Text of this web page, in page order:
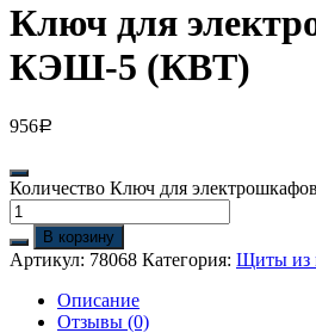
Ключ для
КЭШ-5 (КВТ)
956Р
Количество Ключ для
В корзину
Артикул: 78068 Категория: Щиты из
Описание
Отзывы (0)